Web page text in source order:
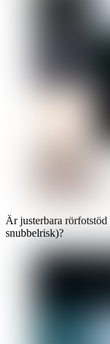
Är justerbara
snubbelrisk)?